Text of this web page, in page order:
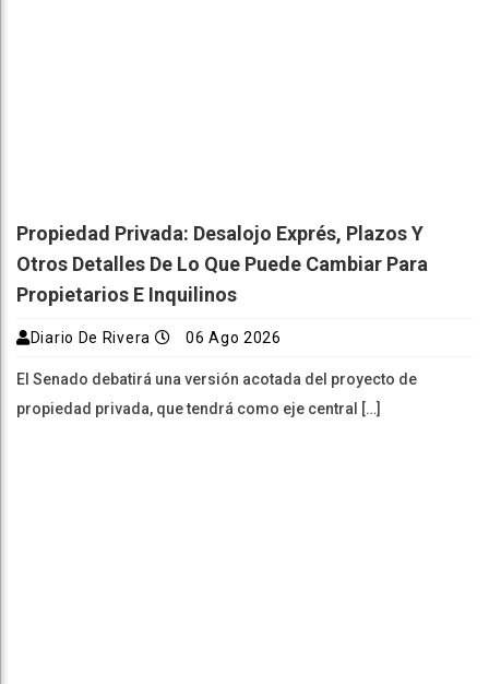
Propiedad Privada: Desalojo Exprés, Plazos Y
Otros Detalles De Lo Que Puede Cambiar Para
Propietarios E Inquilinos
Diario De Rivera 06 Ago 2026
El Senado debatirá una versión acotada del proyecto de
propiedad privada, que tendrá como eje central […]